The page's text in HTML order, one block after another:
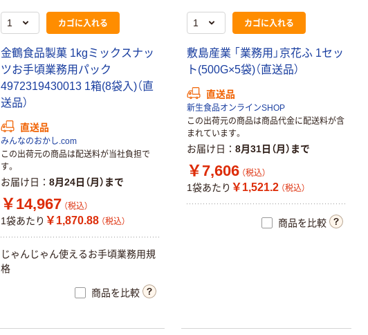
カゴに入れる
金鶴食品製菓 1kgミックスナッ
ツお手頃業務用パック
4972319430013 1箱(8袋入)（直
送品）
直送品
みんなのおかし.com
この出荷元の商品は配送料が当社負担で
す。
お届け日 8月24日（月）まで
￥14,967 （税込）
1袋あたり ￥1,870.88 （税込）
じゃんじゃん使えるお手頃業務用規
格
商品を比較
カゴに入れる
敷島産業 「業務用」京花ふ 1セッ
ト(500G×5袋)（直送品）
直送品
新生食品オンラインSHOP
この出荷元の商品は商品代金に配送料が含
まれています。
お届け日 8月31日（月）まで
￥7,606 （税込）
1袋あたり ￥1,521.2 （税込）
商品を比較